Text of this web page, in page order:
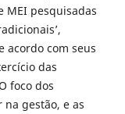
MEI pesquisadas
acordo com seus
das
foco dos
gestão, e as